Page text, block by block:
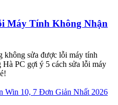
Máy Tính Không Nhận
không sửa được lỗi máy tính
PC gợi ý 5 cách sửa lỗi máy